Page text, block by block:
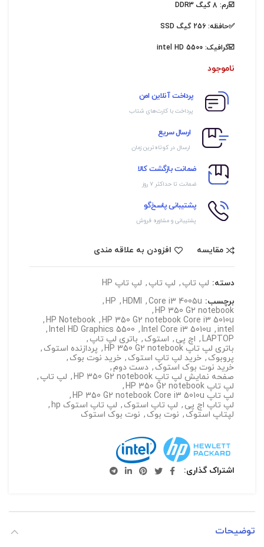
☑️رم: 8 گیگ DDR3
✅حافظه: 256 گیگ SSD
☑️گرافیک:
ناموجود
پرداخت آنلاین امن
پرداخت با کارت‌های شتاب
ارسال سریع
ارسال در کوتاه‌ترین زمان
ضمانت بازگشت کالا
ضمانت تا حداکثر ۷ روز
پشتیبانی پاسخ‌گو
پشتیبانی و مشاوره فروش
مقایسه افزودن به علاقه مندی
دسته: لپ تاپ , لپ تاپ , لپ تاپ HP
برچسب: Core i3 4005u
,
HDMI
,
HP
,
HP 350 G2 notebook
,
HP 350 G2 notebook Core i3 5010u
,
HP Notebook
,
intel
,
Intel Core i3 5010u
,
Intel HD Graphics 5500
,
LAPTOP
, اچ پی , استوک , باتری لپ تاپ ,
باتری لپ تاپ HP 350 G2 notebook
, پردازنده استوک ,
پروبوک , خرید لپ تاپ استوک , خرید نوت بوک ,
خرید نوت بوک استوک , دست دوم,
صفحه نمایش لپ تاپ HP 350 G2 notebook
, لپ تاپ ,
لپ تاپ HP 350 G2 notebook
,
لپ تاپ HP 350 G2 notebook Core i3 5010u
,
لپ تاپ اچ پی , لپ تاپ استوک , لپ تاپ استوک hp
,
لپتاپ استوک , نوت بوک , نوت بوک استوک
اشتراک گذاری
توضیحات